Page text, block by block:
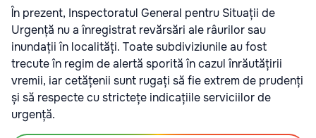
În prezent, Inspectoratul General pentru Situații de
Urgență nu a înregistrat revărsări ale râurilor sau
inundații în localități. Toate subdiviziunile au fost
trecute în regim de alertă sporită în cazul înrăutățirii
vremii, iar cetățenii sunt rugați să fie extrem de prudenți
și să respecte cu strictețe indicațiile serviciilor de
urgență.